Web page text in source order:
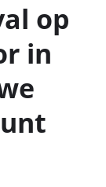
op
in